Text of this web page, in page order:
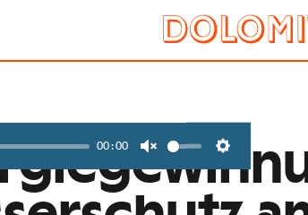
00:00
Settings